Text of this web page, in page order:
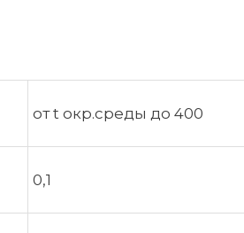
от t окр.среды до 400
0,1